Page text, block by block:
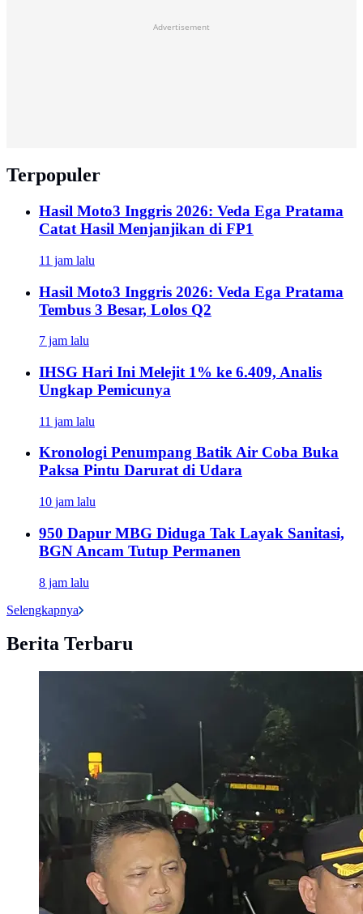
Advertisement
Terpopuler
Hasil Moto3 Inggris 2026: Veda Ega Pratama
Catat Hasil Menjanjikan di FP1
11 jam lalu
Hasil Moto3 Inggris 2026: Veda Ega Pratama
Tembus 3 Besar, Lolos Q2
7 jam lalu
IHSG Hari Ini Melejit 1% ke 6.409, Analis
Ungkap Pemicunya
11 jam lalu
Kronologi Penumpang Batik Air Coba Buka
Paksa Pintu Darurat di Udara
10 jam lalu
950 Dapur MBG Diduga Tak Layak Sanitasi,
BGN Ancam Tutup Permanen
8 jam lalu
Selengkapnya
Berita Terbaru